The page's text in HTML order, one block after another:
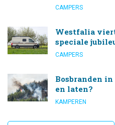
CAMPERS
Westfalia
speciale
CAMPERS
Bosbranden in
en laten?
KAMPEREN